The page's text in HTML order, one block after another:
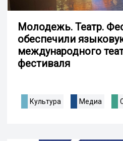
Молодежь. Театр.
обеспечили
международного
фестиваля
Культура Медиа